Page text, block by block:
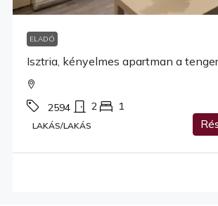
ELADÓ
Isztria, kényelmes apartman a
2594 2 1
LAKÁS/LAKÁS